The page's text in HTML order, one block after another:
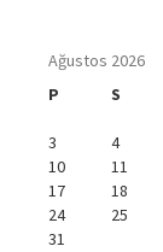
Ağustos 2026
P
S
3
4
10
11
17
18
24
25
31